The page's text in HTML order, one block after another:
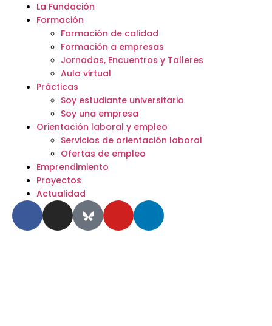
La Fundación
Formación
Formación de calidad
Formación a empresas
Jornadas, Encuentros y Talleres
Aula virtual
Prácticas
Soy estudiante universitario
Soy una empresa
Orientación laboral y empleo
Servicios de orientación laboral
Ofertas de empleo
Emprendimiento
Proyectos
Actualidad